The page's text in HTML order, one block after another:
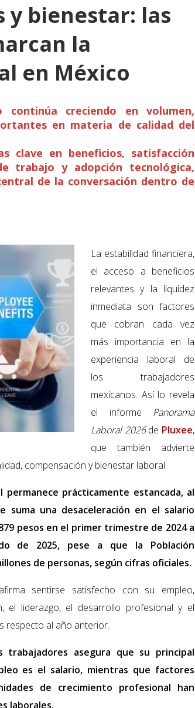
y bienestar: las
la
en México
continúa creciendo en volumen,
en materia de calidad del
clave en beneficios, satisfacción
trabajo y adopción tecnológica,
de la conversación dentro de
La estabilidad financiera,
el acceso a beneficios
relevantes y la liquidez
inmediata son factores
que cobran cada vez
más importancia en la
experiencia laboral de
los trabajadores
mexicanos. Así lo revela
el informe Panorama
Laboral 2026de Pluxee,
que también advierte
compensación y bienestar laboral.
permanece prácticamente estancada, al
una desaceleración en el salario
pesos en el primer trimestre de 2024 a
de 2025, pese a que la Población
de personas, según cifras oficiales.
sentirse satisfecho con su empleo,
el liderazgo, el desarrollo profesional y el
respecto al año anterior.
asegura que su principal
es el salario, mientras que factores
de crecimiento profesional han
laborales.